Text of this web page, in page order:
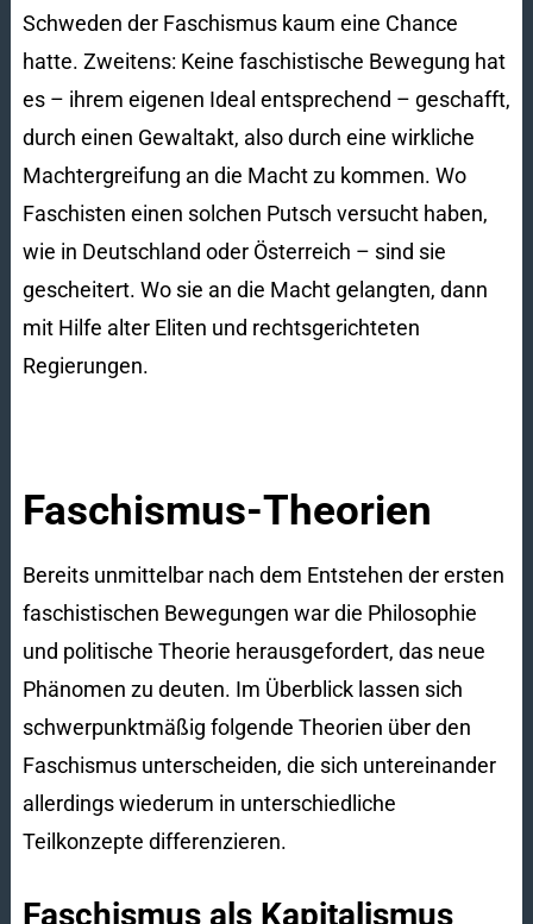
Schweden der Faschismus kaum eine Chance
hatte. Zweitens: Keine faschistische Bewegung hat
es – ihrem eigenen Ideal entsprechend – geschafft,
durch einen Gewaltakt, also durch eine wirkliche
Machtergreifung an die Macht zu kommen. Wo
Faschisten einen solchen Putsch versucht haben,
wie in Deutschland oder Österreich – sind sie
gescheitert. Wo sie an die Macht gelangten, dann
mit Hilfe alter Eliten und rechtsgerichteten
Regierungen.
Faschismus-Theorien
Bereits unmittelbar nach dem Entstehen der ersten
faschistischen Bewegungen war die Philosophie
und politische Theorie herausgefordert, das neue
Phänomen zu deuten. Im Überblick lassen sich
schwerpunktmäßig folgende Theorien über den
Faschismus unterscheiden, die sich untereinander
allerdings wiederum in unterschiedliche
Teilkonzepte differenzieren.
Faschismus als Kapitalismus